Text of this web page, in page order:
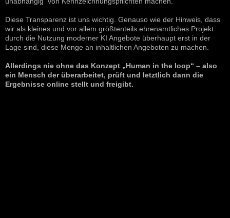
Diese Transparenz ist uns wichtig. Genauso wie der Hinweis, dass
wir als kleines und vor allem größtenteils ehrenamtliches Projekt
durch die Nutzung moderner KI Angebote überhaupt erst in der
Lage sind, diese Menge an inhaltlichen Angeboten zu machen.
Allerdings nie ohne das Konzept „Human in the loop“ – also
ein Mensch der überarbeitet, prüft und letztlich dann die
Ergebnisse online stellt und freigibt.